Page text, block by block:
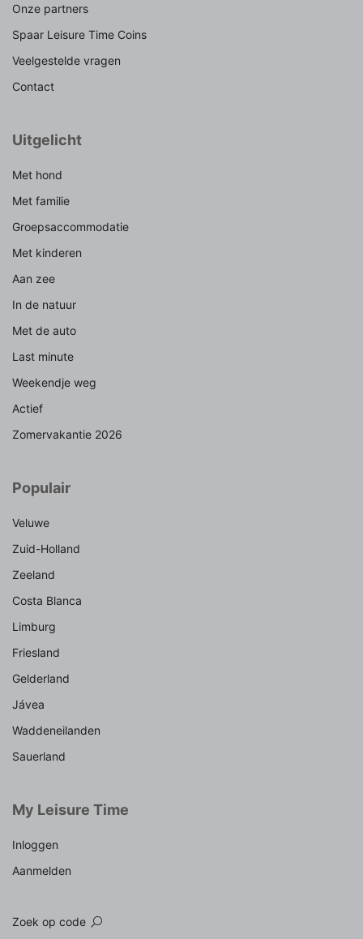
Onze partners
Spaar Leisure Time Coins
Veelgestelde vragen
Contact
Uitgelicht
Met hond
Met familie
Groepsaccommodatie
Met kinderen
Aan zee
In de natuur
Met de auto
Last minute
Weekendje weg
Actief
Zomervakantie 2026
Populair
Veluwe
Zuid-Holland
Zeeland
Costa Blanca
Limburg
Friesland
Gelderland
Jávea
Waddeneilanden
Sauerland
My Leisure Time
Inloggen
Aanmelden
Zoek op code